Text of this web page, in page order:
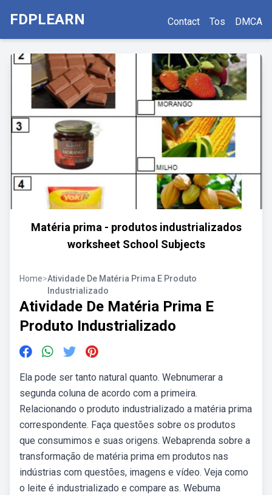
FDPLEARN Contact Tos DMCA
Matéria prima - produtos industrializados
worksheet School Subjects
Home>Atividade De Matéria Prima E Produto
Industrializado
Atividade De Matéria Prima E
Produto Industrializado
Ela pode ser tanto natural quanto. Webnumerar a
segunda coluna de acordo com a primeira.
Relacionando o produto industrializado a matéria prima
correspondente. Faça questões sobre os produtos
que consumimos e suas origens. Webaprenda sobre a
transformação de matéria prima em produtos nas
indústrias com questões, imagens e vídeo. Veja como
o leite é industrializado e compare as. Webuma